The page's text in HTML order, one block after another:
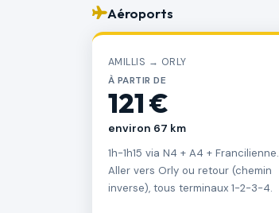
Aéroports
AMILLIS → ORLY
À PARTIR DE
121 €
environ 67 km
1h-1h15 via N4 + A4 + Francilienne.
Aller vers Orly ou retour (chemin
inverse), tous terminaux 1-2-3-4.